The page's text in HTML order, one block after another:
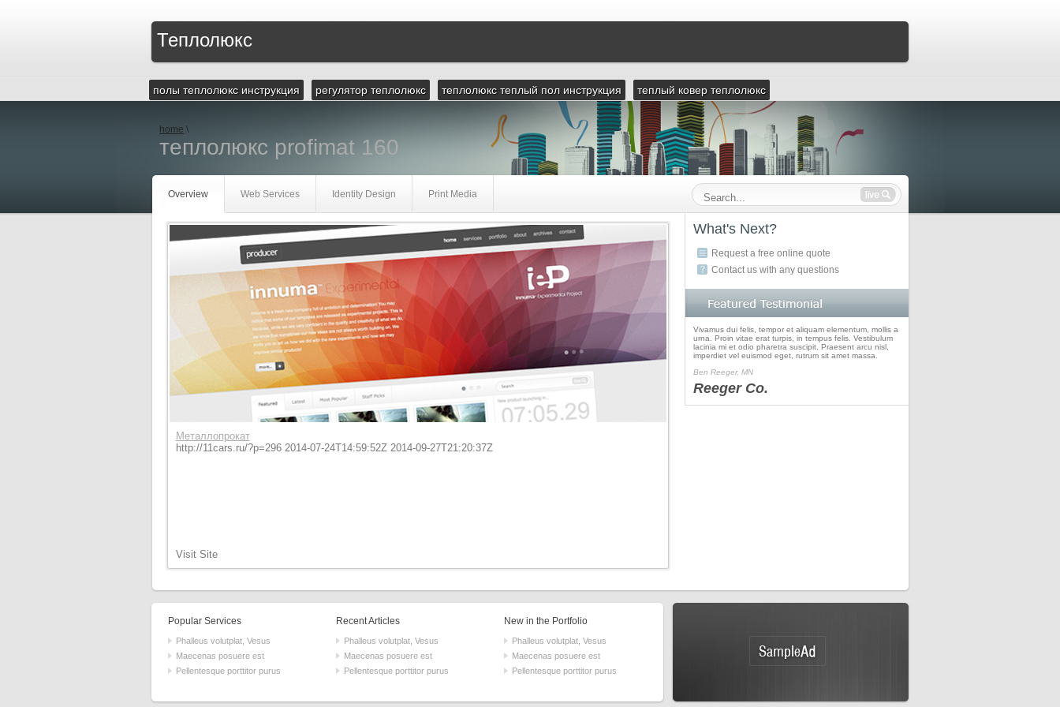
Теплолюкс
полы теплолюкс инструкция регулятор теплолюкс теплолюкс теплый пол инструкция теплый ковер теплолюкс
home \
теплолюкс profimat 160
Overview Web Services Identity Design Print Media
Металлопрокат
http://11cars.ru/?p=296 2014-07-24T14:59:52Z 2014-09-27T21:20:37Z
Visit Site
What's Next?
Request a free online quote
Contact us with any questions
Vivamus dui felis, tempor et aliquam elementum, mollis a
urna. Proin vitae erat turpis, in tempus felis. Vestibulum
lacinia mi et odio pharetra suscipit. Praesent arcu nisl,
imperdiet vel euismod eget, rutrum sit amet massa.
Ben Reeger, MN
Reeger Co.
Popular Services
Phalleus volutplat, Vesus
Maecenas posuere est
Pellentesque porttitor purus
Recent Articles
Phalleus volutplat, Vesus
Maecenas posuere est
Pellentesque porttitor purus
New in the Portfolio
Phalleus volutplat, Vesus
Maecenas posuere est
Pellentesque porttitor purus